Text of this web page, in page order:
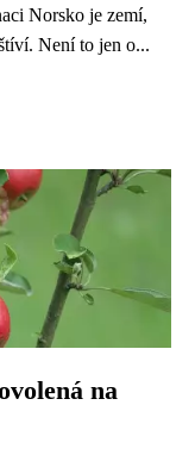
Norsko je zemí,
Není to jen o...
na